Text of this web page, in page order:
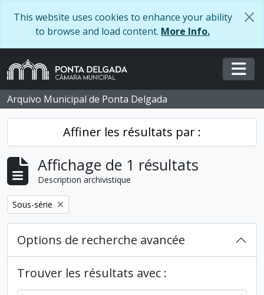
This website uses cookies to enhance your ability
to browse and load content. More Info.
Arquivo Municipal de Ponta Delgada
Affiner les résultats par :
Affichage de 1 résultats
Description archivistique
Remove filter:
Sous-série
Options de recherche avancée
Trouver les résultats avec :